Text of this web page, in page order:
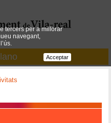
tercers per a millorar
navegant,
Acceptar